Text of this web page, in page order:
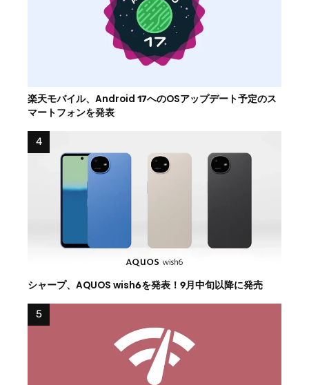
楽天モバイル、Android 17へのOSアップデート予定のス
マートフォンを発表
シャープ、AQUOS wish6を発表！9月中旬以降に発売